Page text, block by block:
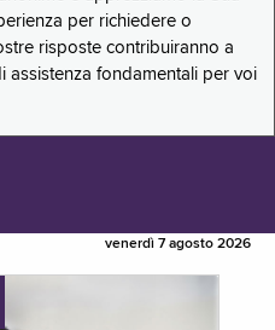
per richiedere o
risposte contribuiranno a
fondamentali per voi
venerdì 7 agosto 2026